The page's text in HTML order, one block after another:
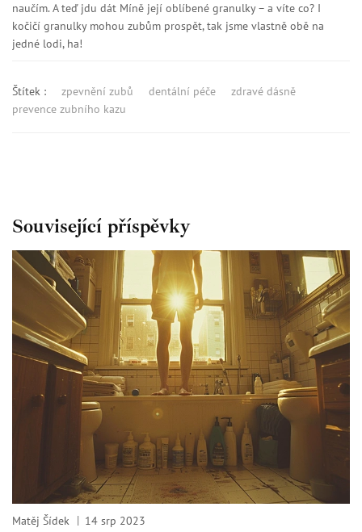
naučím. A teď jdu dát Míně její oblíbené granulky – a víte co? I
kočičí granulky mohou zubům prospět, tak jsme vlastně obě na
jedné lodi, ha!
Štítek : zpevnění zubů dentální péče
zdravé dásně
prevence zubního kazu
Související příspěvky
Matěj Šídek 14 srp 2023